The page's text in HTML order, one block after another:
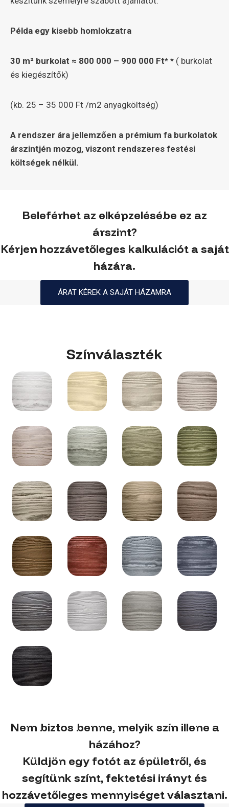
Példa egy kisebb homlokzatra
30 m² burkolat ≈ 800 000 – 900 000 Ft* * ( burkolat
és kiegészítők)
(kb. 25 – 35 000 Ft /m2 anyagköltség)
A rendszer ára jellemzően a prémium fa burkolatok
árszintjén mozog, viszont rendszeres festési
költségek nélkül.
Beleférhet az elképzelésébe ez az
árszint?
Kérjen hozzávetőleges kalkulációt a saját
házára.
ÁRAT KÉREK A SAJÁT HÁZAMRA
Színválaszték
Nem biztos benne, melyik szín illene a
házához?
Küldjön egy fotót az épületről, és
segítünk színt, fektetési irányt és
hozzávetőleges mennyiséget választani.